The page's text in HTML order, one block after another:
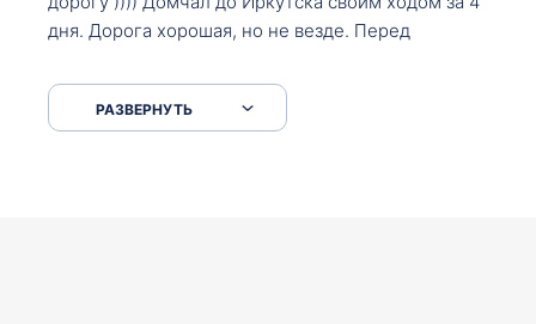
дня. Дорога хорошая, но не везде. Перед
серпантинах по пути следования.
РАЗВЕРНУТЬ